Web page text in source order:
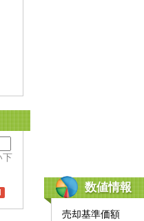
下
数値情報
売却基準価額